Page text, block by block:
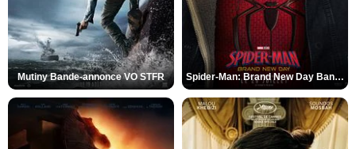
Mutiny Bande-annonce VO STFR Spider-Man: Brand New Day Bande-annonce VO STFR